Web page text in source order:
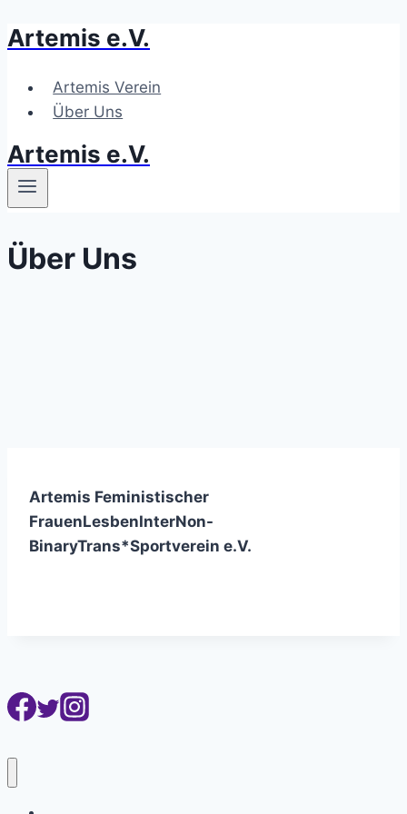
Zum
springen
Artemis e.V.
Artemis Verein
Über Uns
Artemis e.V.
Über Uns
Artemis Feministischer
FrauenLesbenInterNon-
BinaryTrans*Sportverein e.V.